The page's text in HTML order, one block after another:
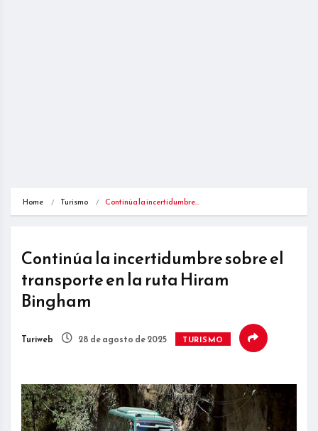
Home Turismo Continúa la incertidumbre…
Continúa la incertidumbre sobre el
transporte en la ruta Hiram
Bingham
Turiweb 28 de agosto de 2025 TURISMO